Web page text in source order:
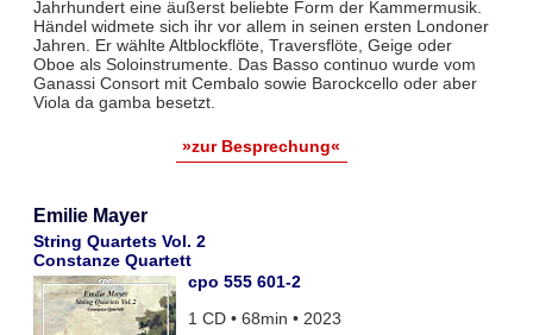
Jahrhundert eine äußerst beliebte Form der Kammermusik.
Händel widmete sich ihr vor allem in seinen ersten Londoner
Jahren. Er wählte Altblockflöte, Traversflöte, Geige oder
Oboe als Soloinstrumente. Das Basso continuo wurde vom
Ganassi Consort mit Cembalo sowie Barockcello oder aber
Viola da gamba besetzt.
»zur Besprechung«
Emilie Mayer
String Quartets Vol. 2
Constanze Quartett
cpo 555 601-2
1 CD • 68min • 2023